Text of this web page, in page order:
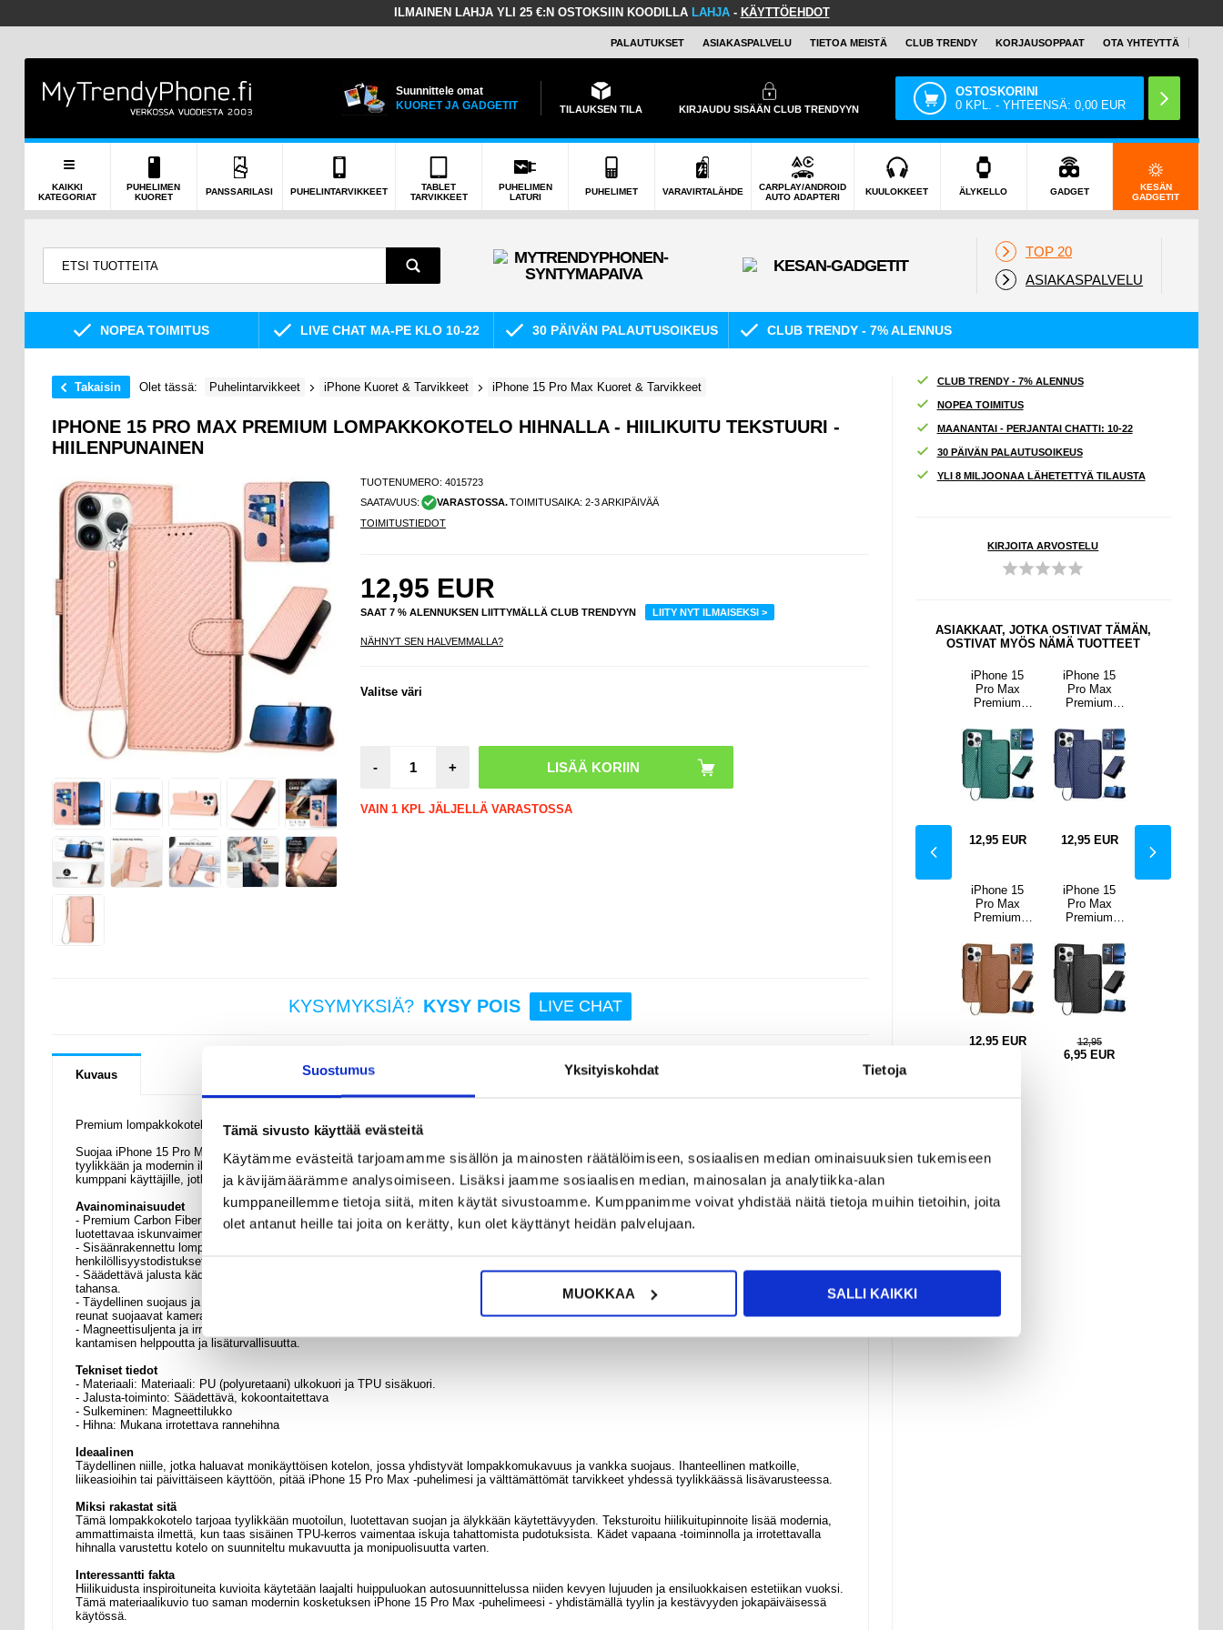
Suostumus Yksityiskohdat Tietoja
Tämä sivusto käyttää evästeitä
Käytämme evästeitä tarjoamamme sisällön ja mainosten räätälöimiseen, sosiaalisen median ominaisuuksien tukemiseen
ja kävijämäärämme analysoimiseen. Lisäksi jaamme sosiaalisen median, mainosalan ja analytiikka-alan
kumppaneillemme tietoja siitä, miten käytät sivustoamme. Kumppanimme voivat yhdistää näitä tietoja muihin tietoihin, joita
olet antanut heille tai joita on kerätty, kun olet käyttänyt heidän palvelujaan.
MUOKKAA SALLI KAIKKI
ILMAINEN LAHJA YLI 25 €:N OSTOKSIIN KOODILLA LAHJA- KÄYTTÖEHDOT
PALAUTUKSET ASIAKASPALVELU TIETOA MEISTÄ CLUB TRENDY KORJAUSOPPAAT OTA YHTEYTTÄ
Suunnittele omat
KUORET JA GADGETIT
TILAUKSEN TILA KIRJAUDU SISÄÄN CLUB TRENDYYN
OSTOSKORINI
0 KPL. - YHTEENSÄ:0,00 EUR
KAIKKI
KATEGORIAT
PUHELIMEN
KUORET
PANSSARILASI PUHELINTARVIKKEET
TABLET
TARVIKKEET
PUHELIMEN
LATURI
PUHELIMET VARAVIRTALÄHDE
CARPLAY/ANDROID
AUTO ADAPTERI
KUULOKKEET ÄLYKELLO GADGET
KESÄN
GADGETIT
TOP 20
ASIAKASPALVELU
NOPEA TOIMITUS LIVE CHAT MA-PE KLO 10-22 30 PÄIVÄN PALAUTUSOIKEUS CLUB TRENDY - 7% ALENNUS
Takaisin Olet tässä: Puhelintarvikkeet iPhone Kuoret & Tarvikkeet iPhone 15 Pro Max Kuoret & Tarvikkeet
IPHONE 15 PRO MAX PREMIUM LOMPAKKOKOTELO HIHNALLA - HIILIKUITU TEKSTUURI -
HIILENPUNAINEN
TUOTENUMERO:4015723
SAATAVUUS:
VARASTOSSA.TOIMITUSAIKA: 2-3 ARKIPÄIVÄÄ
TOIMITUSTIEDOT
12,95 EUR
SAAT 7 % ALENNUKSEN LIITTYMÄLLÄ CLUB TRENDYYN LIITY NYT ILMAISEKSI >
NÄHNYT SEN HALVEMMALLA?
Valitse väri
- +
VAIN 1 KPL JÄLJELLÄ VARASTOSSA
KYSYMYKSIÄ? KYSY POIS LIVE CHAT
Kuvaus
Premium lompakkokotelo hihnalla - iPhone 15 Pro Max - Hiilikuitu tekstuuria
Suojaa iPhone 15 Pro Max -puhelimesi tyylikkäästi ensiluokkaisella lompakkokotelolla, joka on suunniteltu ensiluokkaisella hiilikuitukuvioinnilla
tyylikkään ja modernin ilmeen luomiseksi. Toiminnallisuuden, mukavuuden ja luotettavan suojan yhdistävä kotelo on täydellinen päivittäinen
kumppani käyttäjille, jotka arvostavat sekä käytännöllisyyttä että tyylikkyyttä.
Avainominaisuudet
- Premium Carbon Fiber Texture - Valmistettu kestävästä polyuretaanista (PU), jossa on hienostunut hiilikuitukuvio ja pehmeä TPU-sisäkuori
luotettavaa iskunvaimennusta ja naarmunkestävyyttä varten.
- Sisäänrakennettu lompakkotoiminto - Sisältää 3 korttipaikkaa ja käteistaskun, joiden avulla voit pitää olennaiset tavarat, kuten
henkilöllisyystodistukset, kortit ja laskut, siististi järjestyksessä.
- Säädettävä jalusta kädet vapaana - Integroitu taittuva jalusta mahdollistaa mukavat videopuhelut tai elokuvien katselun missä ja milloin
tahansa.
- Täydellinen suojaus ja helppo pääsy - Tarkat leikkaukset takaavat täyden pääsyn kaikkiin painikkeisiin, portteihin ja kaiuttimiin, ja korotetut
reunat suojaavat kameraa ja näyttöä naarmuilta.
- Magneettisuljenta ja irrotettava rannehihna - Turvallinen magneettisuljenta pitää kotelon suljettuna, ja mukana tuleva rannehihna lisää
kantamisen helppoutta ja lisäturvallisuutta.
Tekniset tiedot
- Materiaali: Materiaali: PU (polyuretaani) ulkokuori ja TPU sisäkuori.
- Jalusta-toiminto: Säädettävä, kokoontaitettava
- Sulkeminen: Magneettilukko
- Hihna: Mukana irrotettava rannehihna
Ideaalinen
Täydellinen niille, jotka haluavat monikäyttöisen kotelon, jossa yhdistyvät lompakkomukavuus ja vankka suojaus. Ihanteellinen matkoille,
liikeasioihin tai päivittäiseen käyttöön, pitää iPhone 15 Pro Max -puhelimesi ja välttämättömät tarvikkeet yhdessä tyylikkäässä lisävarusteessa.
Miksi rakastat sitä
Tämä lompakkokotelo tarjoaa tyylikkään muotoilun, luotettavan suojan ja älykkään käytettävyyden. Teksturoitu hiilikuitupinnoite lisää modernia,
ammattimaista ilmettä, kun taas sisäinen TPU-kerros vaimentaa iskuja tahattomista pudotuksista. Kädet vapaana -toiminnolla ja irrotettavalla
hihnalla varustettu kotelo on suunniteltu mukavuutta ja monipuolisuutta varten.
Interessantti fakta
Hiilikuidusta inspiroituneita kuvioita käytetään laajalti huippuluokan autosuunnittelussa niiden kevyen lujuuden ja ensiluokkaisen estetiikan vuoksi.
Tämä materiaalikuvio tuo saman modernin kosketuksen iPhone 15 Pro Max -puhelimeesi - yhdistämällä tyylin ja kestävyyden jokapäiväisessä
käytössä.
CLUB TRENDY - 7% ALENNUS
NOPEA TOIMITUS
MAANANTAI - PERJANTAI CHATTI: 10-22
30 PÄIVÄN PALAUTUSOIKEUS
YLI 8 MILJOONAA LÄHETETTYÄ TILAUSTA
KIRJOITA ARVOSTELU
ASIAKKAAT, JOTKA OSTIVAT TÄMÄN,
OSTIVAT MYÖS NÄMÄ TUOTTEET
iPhone 15
Pro Max
Premium
lo hihnalla -
Hiilikuitu
tekstuuri -
Hiilenvihreä
12,95 EUR
iPhone 15
Pro Max
Premium
lo hihnalla -
Hiilikuitukuvio
- Hiilikahvi
12,95 EUR
iPhone 15
Pro Max
Premium
lo hihnalla -
Hiilikuitu
tekstuuri -
Hiilensininen
12,95 EUR
iPhone 15
Pro Max
Premium
lo hihnalla -
Hiilikuitukuvio
12,95
6,95 EUR